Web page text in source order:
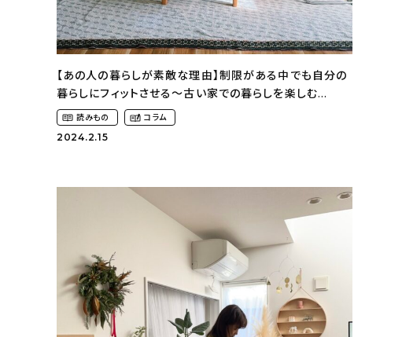
【あの人の暮らしが素敵な理由】制限がある中でも自分の
暮らしにフィットさせる〜古い家での暮らしを楽しむ
（idasanchiさん）
読みもの コラム
2024.2.15